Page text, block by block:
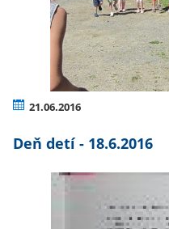
21.06.2016
Deň detí - 18.6.2016